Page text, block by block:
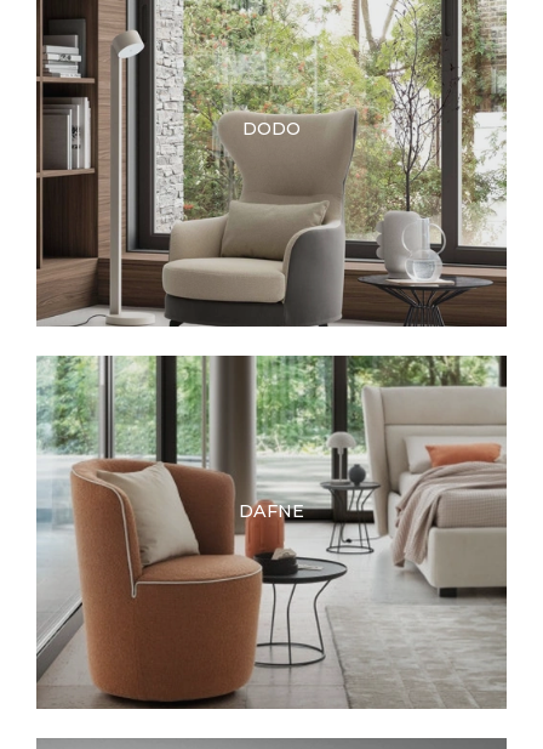
DODO
DAFNE